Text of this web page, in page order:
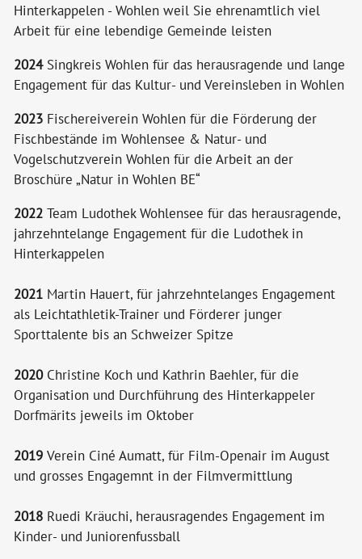
Hinterkappelen - Wohlen weil Sie ehrenamtlich viel
Arbeit für eine lebendige Gemeinde leisten
2024 Singkreis Wohlen für das herausragende und lange
Engagement für das Kultur- und Vereinsleben in Wohlen
2023 Fischereiverein Wohlen für die Förderung der
Fischbestände im Wohlensee & Natur- und
Vogelschutzverein Wohlen für die Arbeit an der
Broschüre „Natur in Wohlen BE“
2022 Team Ludothek Wohlensee für das herausragende,
jahrzehntelange Engagement für die Ludothek in
Hinterkappelen
2021 Martin Hauert, für jahrzehntelanges Engagement
als Leichtathletik-Trainer und Förderer junger
Sporttalente bis an Schweizer Spitze
2020 Christine Koch und Kathrin Baehler, für die
Organisation und Durchführung des Hinterkappeler
Dorfmärits jeweils im Oktober
2019 Verein Ciné Aumatt, für Film-Openair im August
und grosses Engagemnt in der Filmvermittlung
2018 Ruedi Kräuchi, herausragendes Engagement im
Kinder- und Juniorenfussball